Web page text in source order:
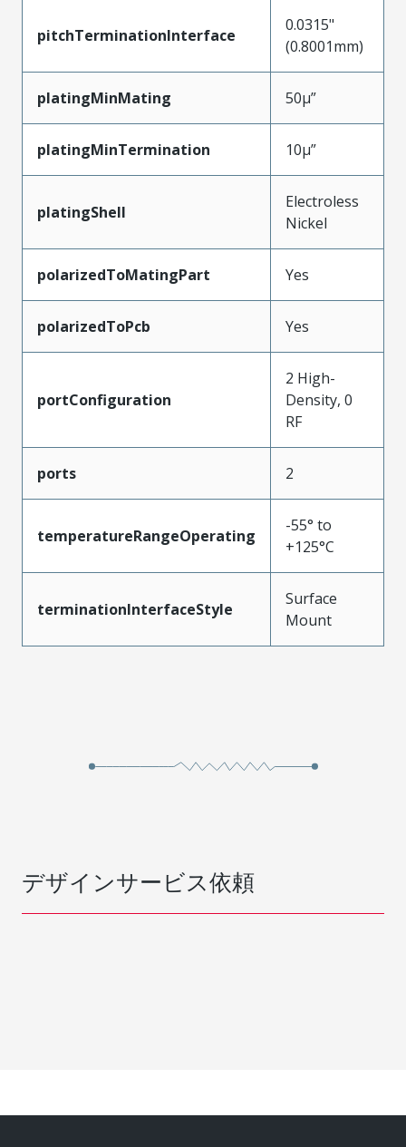
pitchTerminationInterface
0.0315"
(0.8001mm)
platingMinMating 50µ”
platingMinTermination 10µ”
platingShell
Electroless
Nickel
polarizedToMatingPart Yes
polarizedToPcb Yes
portConfiguration
2 High-
Density, 0
RF
ports 2
temperatureRangeOperating
-55° to
+125°C
terminationInterfaceStyle
Surface
Mount
デザインサービス依頼